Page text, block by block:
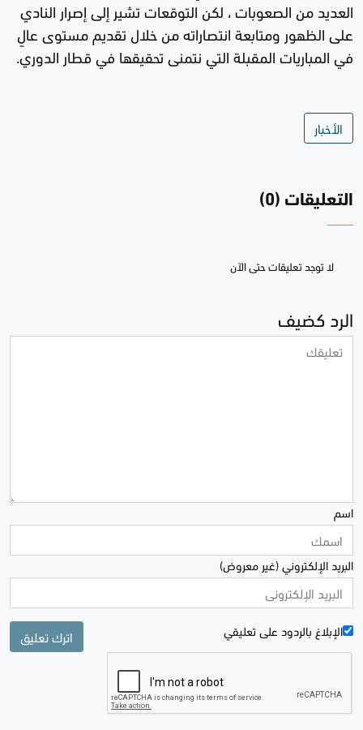
العديد من الصعوبات ، لكن التوقعات تشير إلى إصرار النادي
على الظهور ومتابعة انتصاراته من خلال تقديم مستوى عالٍ
في المباريات المقبلة التي نتمنى تحقيقها في قطار الدوري.
الأخبار
التعليقات (0)
لا توجد تعليقات حتى الآن
الرد كضيف
اسم
البريد الإلكتروني (غير معروض)
الإبلاغ بالردود علی تعليقي اترك تعليق